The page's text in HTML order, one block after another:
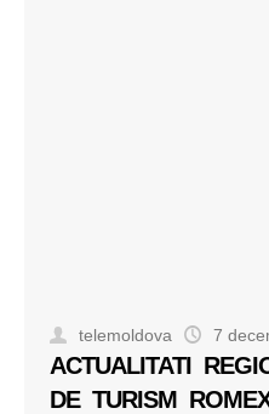
telemoldova 7
ACTUALITATI
DE TURISM